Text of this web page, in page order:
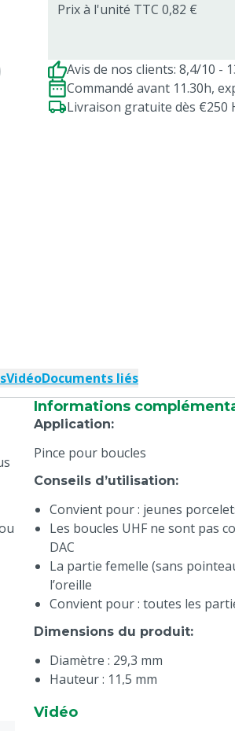
Prix à l'unité TTC 0,82 €
Avis de nos clients: 8,4/10 -
Commandé avant 11.30h,
Livraison gratuite dès €250
VidéoDocuments liés
Informations
Application:
Pince pour boucles
Conseils d’utilisation:
Convient pour : jeunes
Les boucles UHF ne sont pas
DAC
La partie femelle (sans
l’oreille
Convient pour : toutes les
Dimensions du produit:
Diamètre : 29,3 mm
Hauteur : 11,5 mm
Caractéristiques techniques
Vidéo